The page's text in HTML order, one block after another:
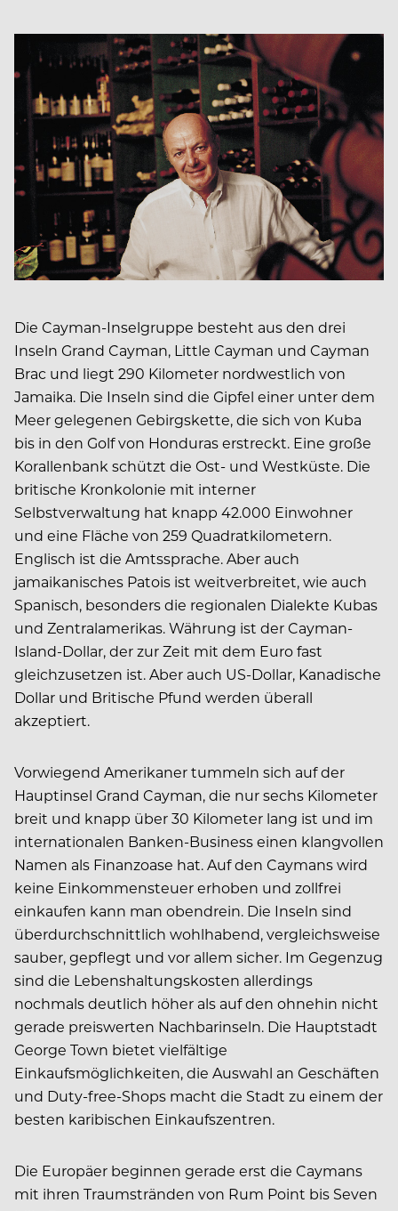
Die Cayman-Inselgruppe besteht aus den drei
Inseln Grand Cayman, Little Cayman und Cayman
Brac und liegt 290 Kilometer nordwestlich von
Jamaika. Die Inseln sind die Gipfel einer unter dem
Meer gelegenen Gebirgskette, die sich von Kuba
bis in den Golf von Honduras erstreckt. Eine große
Korallenbank schützt die Ost- und Westküste. Die
britische Kronkolonie mit interner
Selbstverwaltung hat knapp 42.000 Einwohner
und eine Fläche von 259 Quadratkilometern.
Englisch ist die Amtssprache. Aber auch
jamaikanisches Patois ist weitverbreitet, wie auch
Spanisch, besonders die regionalen Dialekte Kubas
und Zentralamerikas. Währung ist der Cayman-
Island-Dollar, der zur Zeit mit dem Euro fast
gleichzusetzen ist. Aber auch US-Dollar, Kanadische
Dollar und Britische Pfund werden überall
akzeptiert.
Vorwiegend Amerikaner tummeln sich auf der
Hauptinsel Grand Cayman, die nur sechs Kilometer
breit und knapp über 30 Kilometer lang ist und im
internationalen Banken-Business einen klangvollen
Namen als Finanzoase hat. Auf den Caymans wird
keine Einkommensteuer erhoben und zollfrei
einkaufen kann man obendrein. Die Inseln sind
überdurchschnittlich wohlhabend, vergleichsweise
sauber, gepflegt und vor allem sicher. Im Gegenzug
sind die Lebenshaltungskosten allerdings
nochmals deutlich höher als auf den ohnehin nicht
gerade preiswerten Nachbarinseln. Die Hauptstadt
George Town bietet vielfältige
Einkaufsmöglichkeiten, die Auswahl an Geschäften
und Duty-free-Shops macht die Stadt zu einem der
besten karibischen Einkaufszentren.
Die Europäer beginnen gerade erst die Caymans
mit ihren Traumstränden von Rum Point bis Seven